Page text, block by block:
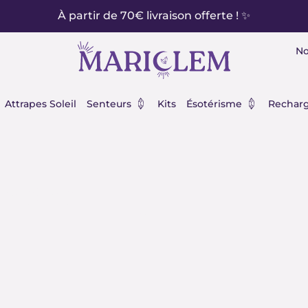
À partir de 70€ livraison offerte ! ✨
Attrapes Soleil Senteurs Ouvrir Senteurs
Kits Ésotérisme Ouvrir